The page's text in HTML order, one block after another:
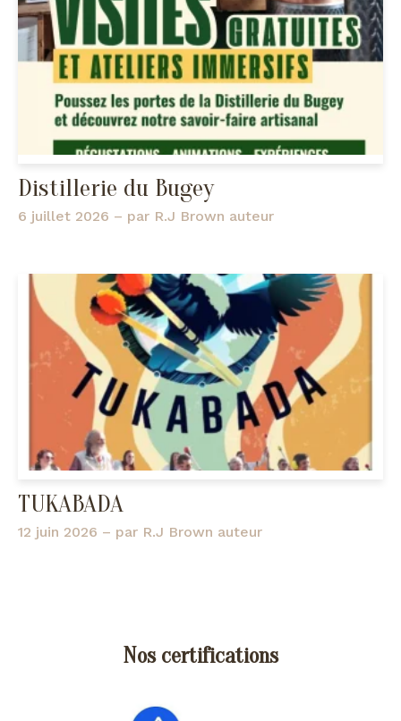
Distillerie du Bugey
6 juillet 2026 – par R.J Brown auteur
TUKABADA
12 juin 2026 – par R.J Brown auteur
Nos certifications